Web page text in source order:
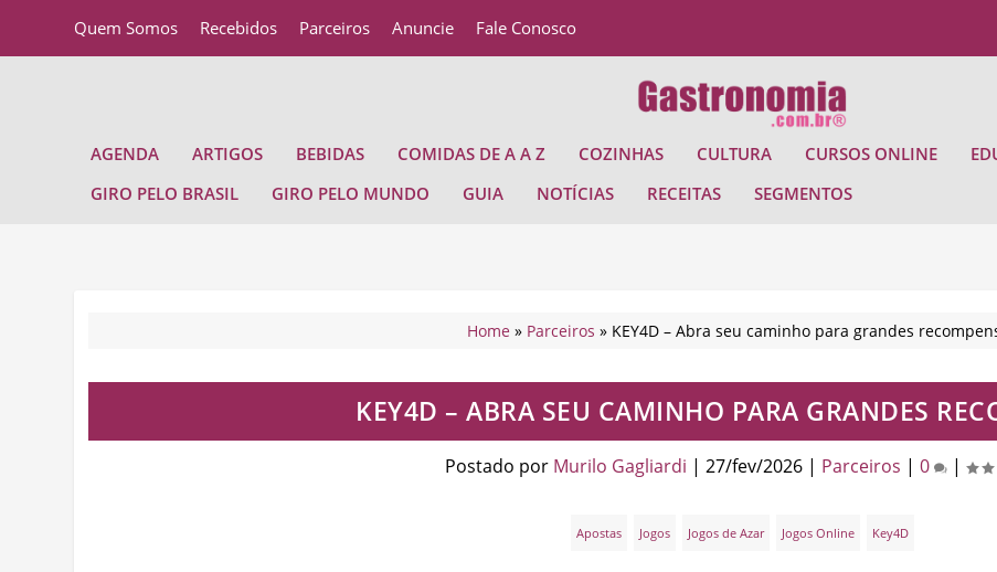
Quem Somos Recebidos Parceiros Anuncie Fale Conosco
AGENDA ARTIGOS BEBIDAS COMIDAS DE A A Z COZINHAS CULTURA CURSOS ONLINE
GIRO PELO BRASIL
GIRO PELO MUNDO GUIA NOTÍCIAS RECEITAS SEGMENTOS
Home» Parceiros » KEY4D – Abra seu caminho para grandes
KEY4D – ABRA SEU CAMINHO PARA GRANDES
Postado por Murilo Gagliardi | 27/fev/2026 | Parceiros | 0 |
Apostas Jogos Jogos de Azar Jogos Online Key4D